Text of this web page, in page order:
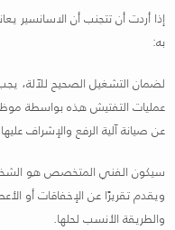
إذا أردت أن تتجنب أن الاسانسير
به:
لضمان التشغيل الصحيح للآلة،
عمليات التفتيش هذه بواسطة
عن صيانة آلية الرفع والإشراف
سيكون الفني المتخصص هو
ويقدم تقريرًا عن الإخفاقات أو
والطريقة الأنسب لحلها.